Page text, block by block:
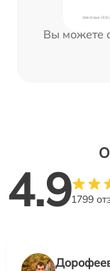
Вы можете
4.91799